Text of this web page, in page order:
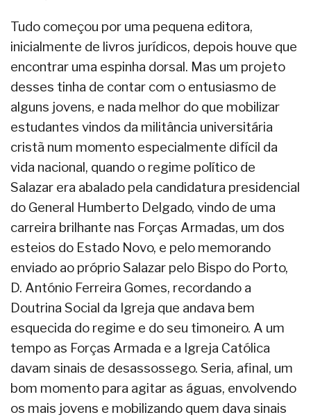
Tudo começou por uma pequena editora,
inicialmente de livros jurídicos, depois houve que
encontrar uma espinha dorsal. Mas um projeto
desses tinha de contar com o entusiasmo de
alguns jovens, e nada melhor do que mobilizar
estudantes vindos da militância universitária
cristã num momento especialmente difícil da
vida nacional, quando o regime político de
Salazar era abalado pela candidatura presidencial
do General Humberto Delgado, vindo de uma
carreira brilhante nas Forças Armadas, um dos
esteios do Estado Novo, e pelo memorando
enviado ao próprio Salazar pelo Bispo do Porto,
D. António Ferreira Gomes, recordando a
Doutrina Social da Igreja que andava bem
esquecida do regime e do seu timoneiro. A um
tempo as Forças Armada e a Igreja Católica
davam sinais de desassossego. Seria, afinal, um
bom momento para agitar as águas, envolvendo
os mais jovens e mobilizando quem dava sinais